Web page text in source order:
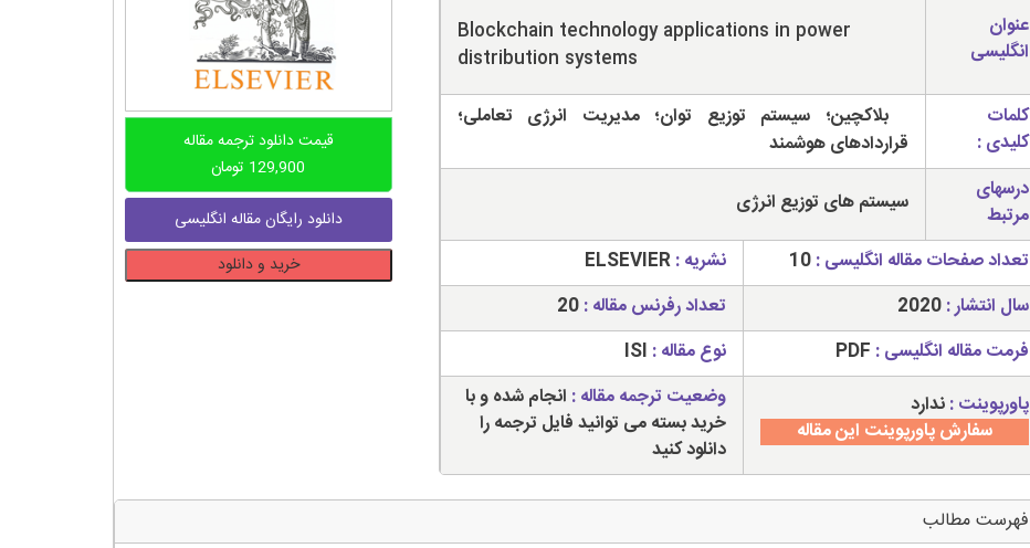
عنوان
انگلیسی
Blockchain technology applications in power
distribution systems
کلمات
کلیدی :
بلاکچین؛ سیستم توزیع توان؛ مدیریت انرژی تعاملی؛
قراردادهای هوشمند
درسهای
مرتبط
سیستم های توزیع انرژی
تعداد صفحات مقاله انگلیسی :10 نشریه :ELSEVIER
سال انتشار :2020 تعداد رفرنس مقاله :20
فرمت مقاله انگلیسی : PDF نوع مقاله : ISI
پاورپوینت :ندارد
سفارش پاورپوینت این مقاله
وضعیت ترجمه مقاله : انجام شده و با
خرید بسته می توانید فایل ترجمه را
دانلود کنید
قیمت دانلود ترجمه مقاله
129,900 تومان
دانلود رایگان مقاله انگلیسی
ترجمه
توزیع
خرید و دانلود
فهرست مطالب